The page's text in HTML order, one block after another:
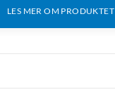
LES MER OM PRODUKTET